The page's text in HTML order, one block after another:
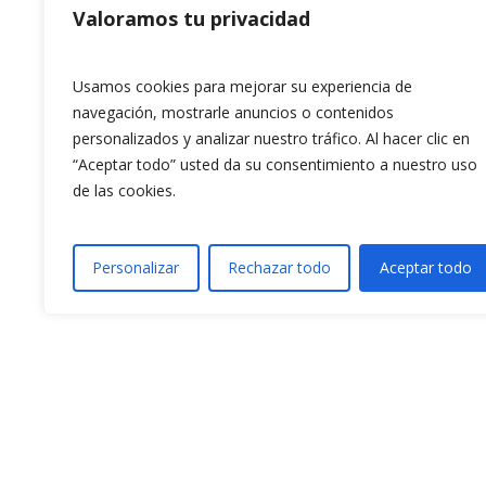
Valoramos tu privacidad
Usamos cookies para mejorar su experiencia de
navegación, mostrarle anuncios o contenidos
personalizados y analizar nuestro tráfico. Al hacer clic en
“Aceptar todo” usted da su consentimiento a nuestro uso
de las cookies.
Personalizar Rechazar todo Aceptar todo